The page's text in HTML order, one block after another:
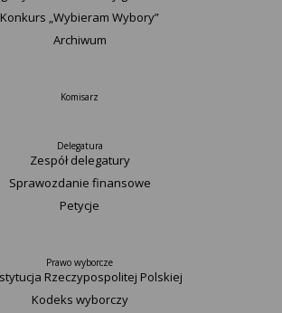
Konkurs „Wybieram Wybory”
Archiwum
Komisarz
Delegatura
Zespół delegatury
Sprawozdanie finansowe
Petycje
Prawo wyborcze
Rzeczypospolitej Polskiej​
Kodeks wyborczy